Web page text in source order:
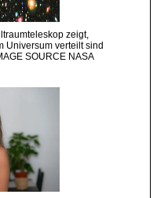
zeigt,
Universum verteilt sind
SOURCE NASA